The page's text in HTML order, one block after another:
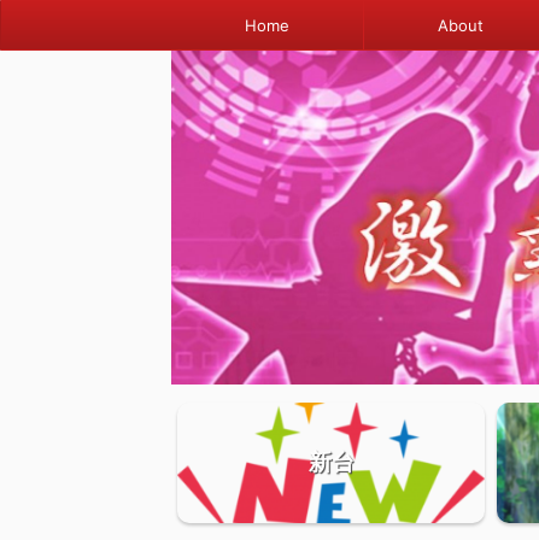
Home About
新台